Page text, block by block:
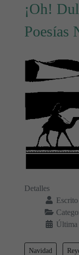
¡Oh!
Poesías
Detalles
Última
Navidad